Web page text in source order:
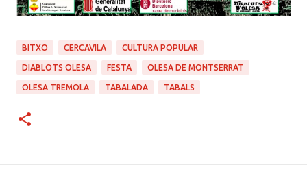
BITXO CERCAVILA CULTURA POPULAR
DIABLOTS OLESA FESTA OLESA DE MONTSERRAT
OLESA TREMOLA TABALADA TABALS